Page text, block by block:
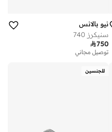
نيو بالانس
سنيكرز 740
750
توصيل مجاني
للجنسين